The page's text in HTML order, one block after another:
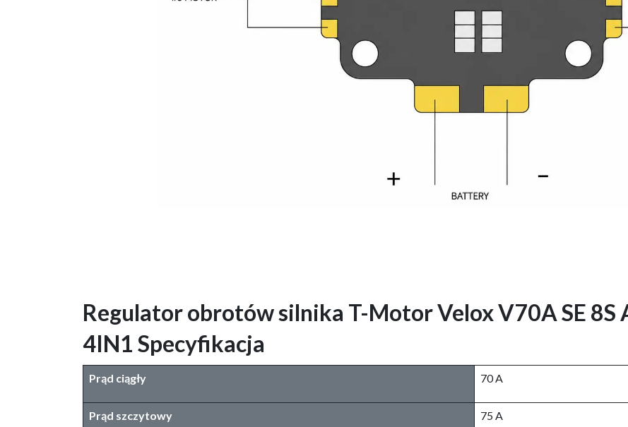
Regulator obrotów silnika T-Motor Velox V70A SE 8S
4IN1 Specyfikacja
Prąd ciągły 70 A
Prąd szczytowy 75 A